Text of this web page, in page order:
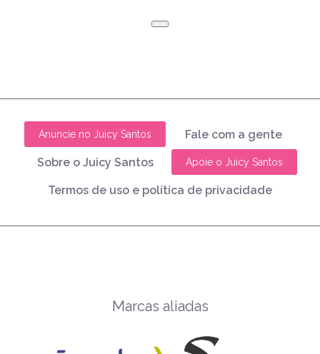
Anuncie no Juicy Santos Fale com a gente
Sobre o Juicy Santos Apoie o Juicy Santos
Termos de uso e política de privacidade
Marcas aliadas